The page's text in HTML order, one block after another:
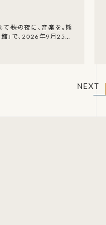
――秋の夜に、音楽を。熊
」で、2026年9月25日
NEXT